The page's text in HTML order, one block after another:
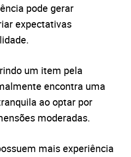
pode gerar
expectativas
um item pela
encontra uma
ao optar por
moderadas.
mais experiência